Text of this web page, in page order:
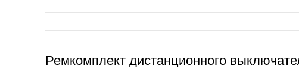
Ремкомплект дистанционного